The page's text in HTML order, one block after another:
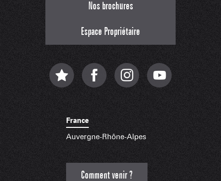
Nos brochures
Espace Propriétaire
France
Auvergne-Rhône-Alpes
Comment venir ?